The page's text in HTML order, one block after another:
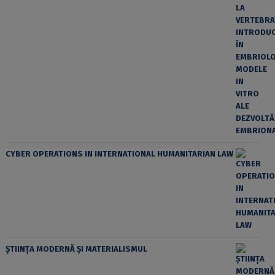
CYBER OPERATIONS IN INTERNATIONAL HUMANITARIAN LAW
ȘTIINȚA MODERNĂ ȘI MATERIALISMUL